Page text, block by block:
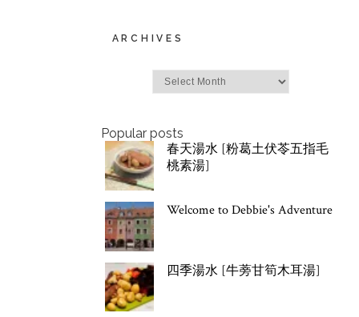
ARCHIVES
Popular posts
春天湯水 [粉葛土伏苓五指毛
桃素湯]
Welcome to Debbie's Adventure
四季湯水 [牛蒡甘筍木耳湯]